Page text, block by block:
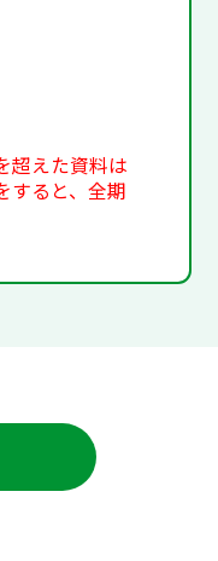
超えた資料は
すると、全期